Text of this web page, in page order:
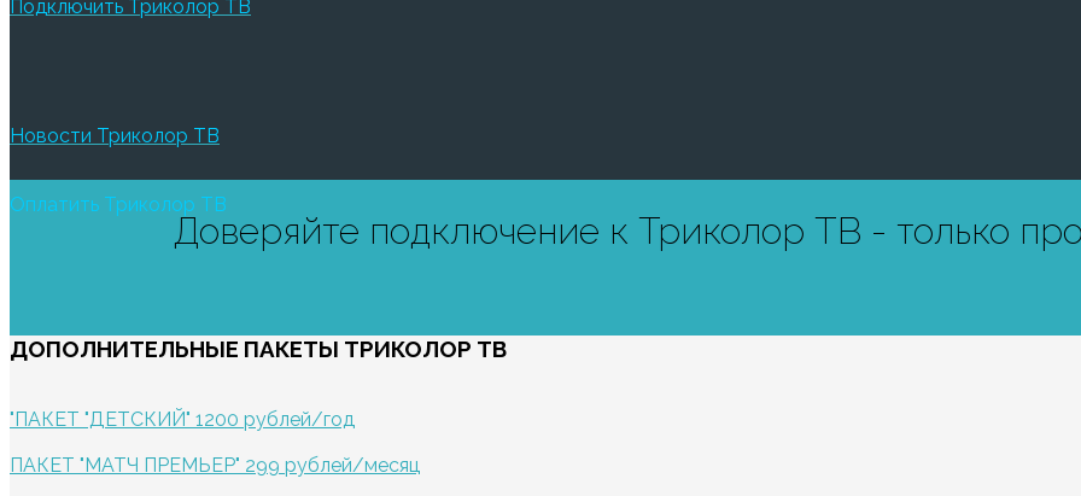
Подключить Триколор ТВ
Новости Триколор ТВ
Оплатить Триколор ТВ
Доверяйте подключение к Триколор ТВ - только
ДОПОЛНИТЕЛЬНЫЕ ПАКЕТЫ ТРИКОЛОР ТВ
"ПАКЕТ "ДЕТСКИЙ" 1200 рублей/год
ПАКЕТ "МАТЧ ПРЕМЬЕР" 299 рублей/месяц